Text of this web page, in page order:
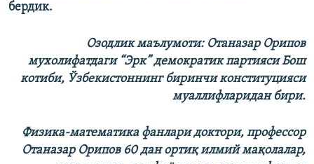
бердик.
Озодлик маълумоти: Отаназар Орипов
мухолифатдаги “Эрк” демократик партияси Бош
котиби, Ўзбекистоннинг биринчи конституцияси
муаллифларидан бири.
Физика-математика фанлари доктори, профессор
Отаназар Орипов 60 дан ортиқ илмий мақолалар,